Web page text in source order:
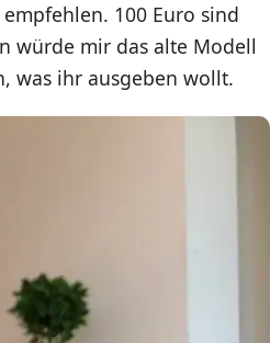
100 Euro sind
würde mir das alte Modell
was ihr ausgeben wollt.